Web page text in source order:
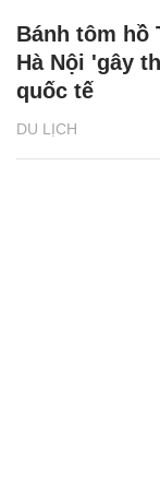
DU LỊCH
Bánh tôm hồ
Hà Nội 'gây
quốc tế